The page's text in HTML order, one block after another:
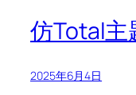
仿Total主
2025年6月4日